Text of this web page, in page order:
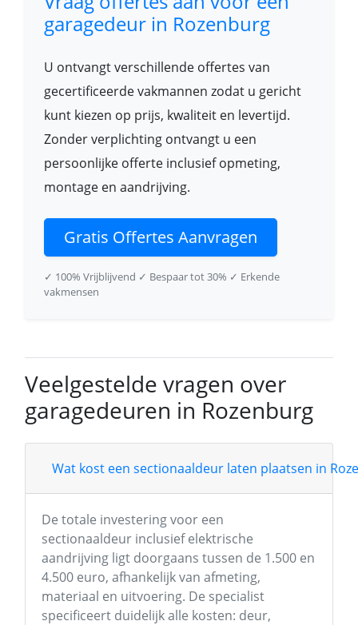
garagedeur in Rozenburg
U ontvangt verschillende offertes van
gecertificeerde vakmannen zodat u gericht
kunt kiezen op prijs, kwaliteit en levertijd.
Zonder verplichting ontvangt u een
persoonlijke offerte inclusief opmeting,
montage en aandrijving.
Gratis Offertes Aanvragen
✓ 100% Vrijblijvend ✓ Bespaar tot 30% ✓ Erkende
vakmensen
Veelgestelde vragen over
garagedeuren in Rozenburg
Wat kost een sectionaaldeur laten plaatsen in
De totale investering voor een
sectionaaldeur inclusief elektrische
aandrijving ligt doorgaans tussen de 1.500 en
4.500 euro, afhankelijk van afmeting,
materiaal en uitvoering. De specialist
specificeert duidelijk alle kosten: deur,